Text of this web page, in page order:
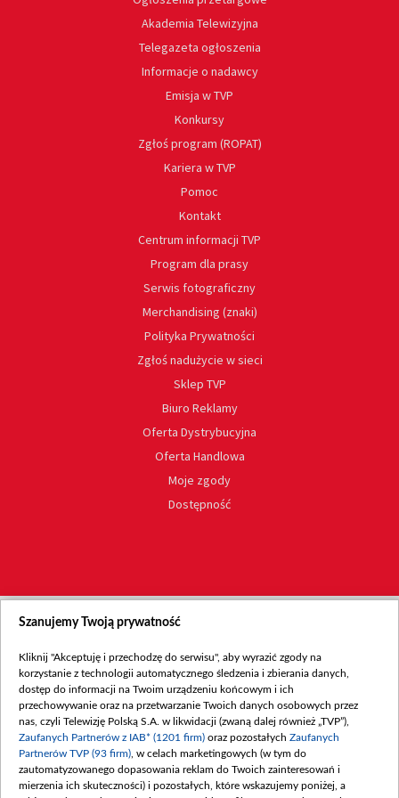
Akademia Telewizyjna
Telegazeta ogłoszenia
Informacje o nadawcy
Emisja w TVP
Konkursy
Zgłoś program (ROPAT)
Kariera w TVP
Pomoc
Kontakt
Centrum informacji TVP
Program dla prasy
Serwis fotograficzny
Merchandising (znaki)
Polityka Prywatności
Zgłoś nadużycie w sieci
Sklep TVP
Biuro Reklamy
Oferta Dystrybucyjna
Oferta Handlowa
Moje zgody
Dostępność
Szanujemy Twoją prywatność
Kliknij "Akceptuję i przechodzę do serwisu", aby wyrazić zgody na
korzystanie z technologii automatycznego śledzenia i zbierania danych,
dostęp do informacji na Twoim urządzeniu końcowym i ich
przechowywanie oraz na przetwarzanie Twoich danych osobowych przez
nas, czyli Telewizję Polską S.A. w likwidacji (zwaną dalej również „TVP”),
Zaufanych Partnerów z IAB* (1201 firm) oraz pozostałych Zaufanych
Partnerów TVP (93 firm) , w celach marketingowych (w tym do
zautomatyzowanego dopasowania reklam do Twoich zainteresowań i
mierzenia ich skuteczności) i pozostałych, które wskazujemy poniżej, a